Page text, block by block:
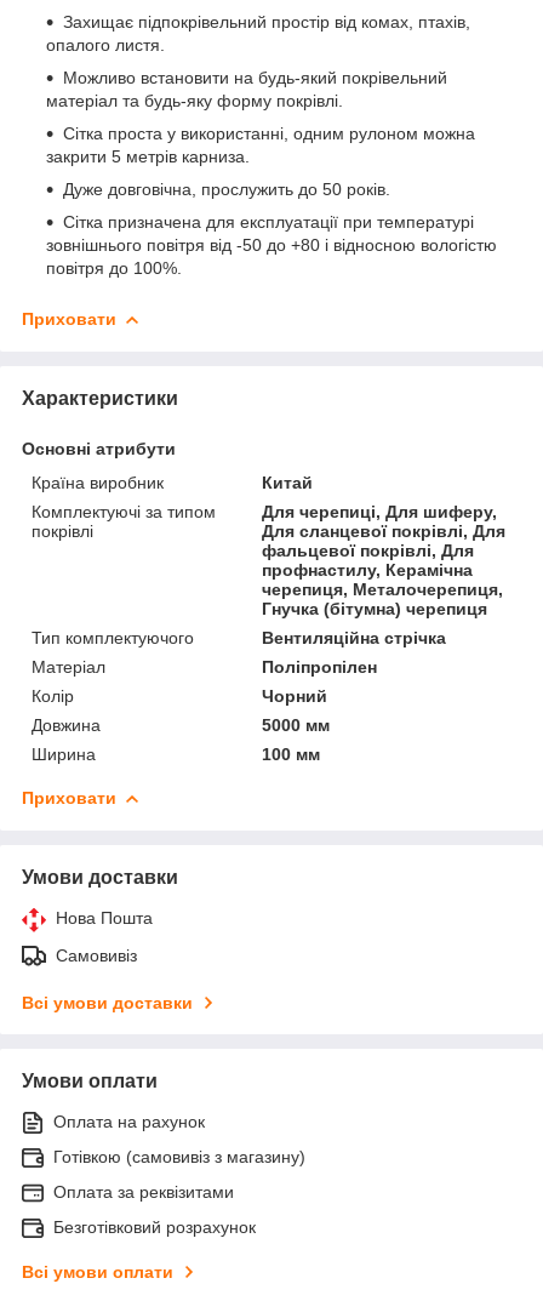
Захищає підпокрівельний простір від комах, птахів,
опалого листя.
Можливо встановити на будь-який покрівельний
матеріал та будь-яку форму покрівлі.
Сітка проста у використанні, одним рулоном можна
закрити 5 метрів карниза.
Дуже довговічна, прослужить до 50 років.
Сітка призначена для експлуатації при температурі
зовнішнього повітря від -50 до +80 і відносною вологістю
повітря до 100%.
Приховати
Характеристики
Основні атрибути
Країна виробник
Китай
Комплектуючі за типом
покрівлі
Для черепиці, Для шиферу,
Для сланцевої покрівлі, Для
фальцевої покрівлі, Для
профнастилу, Керамічна
черепиця, Металочерепиця,
Гнучка (бітумна) черепиця
Тип комплектуючого
Вентиляційна стрічка
Матеріал
Поліпропілен
Колір
Чорний
Довжина
5000 мм
Ширина
100 мм
Приховати
Умови доставки
Нова Пошта
Самовивіз
Всі умови доставки
Умови оплати
Оплата на рахунок
Готівкою (самовивіз з магазину)
Оплата за реквізитами
Безготівковий розрахунок
Всі умови оплати